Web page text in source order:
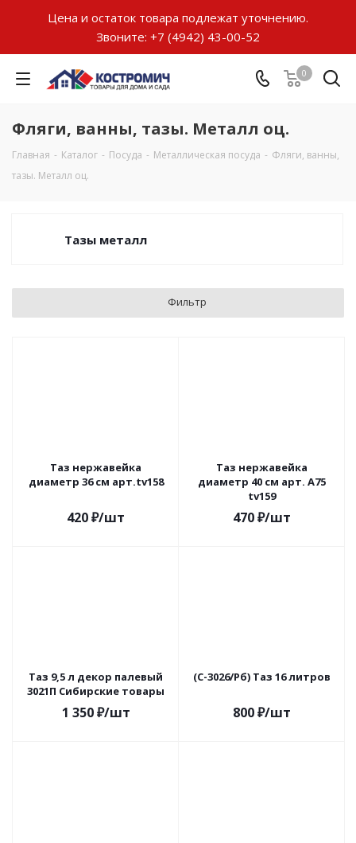
Цена и остаток товара подлежат уточнению.
Звоните: +7 (4942) 43-00-52
0
Фляги, ванны, тазы. Металл оц.
Главная - Каталог - Посуда - Металлическая посуда - Фляги, ванны,
тазы. Металл оц.
Тазы металл
Фильтр
Таз нержавейка
диаметр 36 см арт.tv158
420₽/шт
Таз нержавейка
диаметр 40 см арт. А75
tv159
470₽/шт
Таз 9,5 л декор палевый
3021П Сибирские товары
1 350₽/шт
(С-3026/Рб) Таз 16 литров
800₽/шт